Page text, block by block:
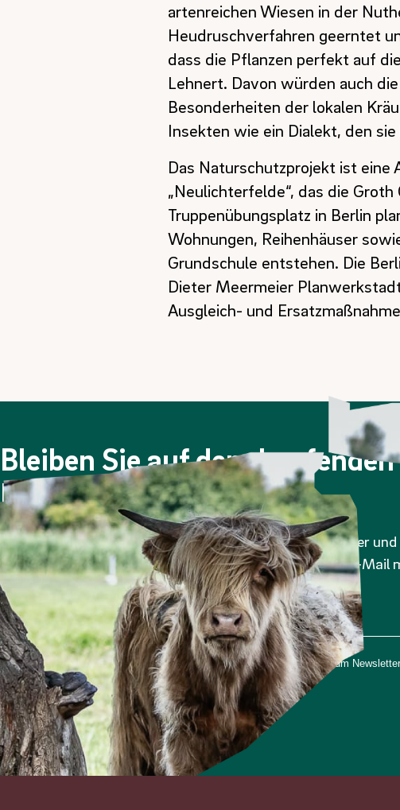
artenreichen Wiesen in der
Heudruschverfahren geerntet
dass die Pflanzen perfekt auf
Lehnert. Davon würden auch
Besonderheiten der lokalen
Insekten wie ein Dialekt, den
Das Naturschutzprojekt ist eine
„Neulichterfelde“, das die
Truppenübungsplatz in Berlin
Wohnungen, Reihenhäuser
Grundschule entstehen. Die
Dieter Meermeier
Ausgleich- und
Bleiben Sie auf dem
Newsletter!
Viermal im Jahr berichten wir über die Berliner Stadtgüter
Nachdem Sie sich angemeldet haben, erhalten Sie eine E-
Bitte prüfen Sie ggf. auch Ihren Spam-Ordner.
*Ich stimme zu, dass meine personenbezogenen Daten genutzt werden, um
und weiß, dass ich dies jederzeit widerrufen kann.
Anmelden